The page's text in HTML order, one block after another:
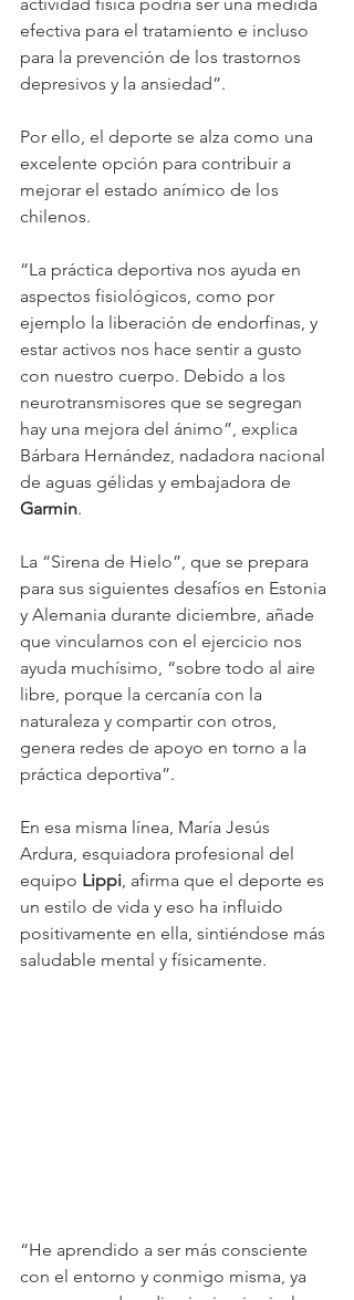
efectiva para el tratamiento e incluso
para la prevención de los trastornos
depresivos y la ansiedad”.
Por ello, el deporte se alza como una
excelente opción para contribuir a
mejorar el estado anímico de los
chilenos.
“La práctica deportiva nos ayuda en
aspectos fisiológicos, como por
ejemplo la liberación de endorfinas, y
estar activos nos hace sentir a gusto
con nuestro cuerpo. Debido a los
neurotransmisores que se segregan
hay una mejora del ánimo”, explica
Bárbara Hernández, nadadora nacional
de aguas gélidas y embajadora de
Garmin.
La “Sirena de Hielo”, que se prepara
para sus siguientes desafíos en Estonia
y Alemania durante diciembre, añade
que vincularnos con el ejercicio nos
ayuda muchísimo, “sobre todo al aire
libre, porque la cercanía con la
naturaleza y compartir con otros,
genera redes de apoyo en torno a la
práctica deportiva”.
En esa misma línea, María Jesús
Ardura, esquiadora profesional del
equipo Lippi, afirma que el deporte es
un estilo de vida y eso ha influido
positivamente en ella, sintiéndose más
saludable mental y físicamente.
“He aprendido a ser más consciente
con el entorno y conmigo misma, ya